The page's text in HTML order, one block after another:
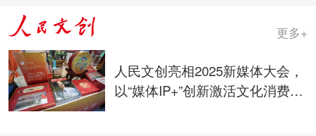
更多+
人民文创亮相2025新媒体大会，
以“媒体IP+”创新激活文化消费新